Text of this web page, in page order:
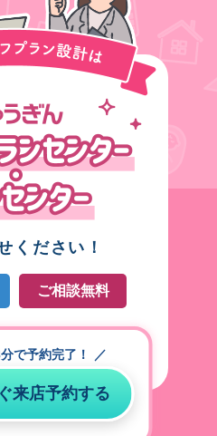
ください！
ご相談無料
で予約完了！
来店予約する